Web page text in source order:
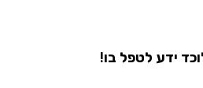
ידע לטפל בו!